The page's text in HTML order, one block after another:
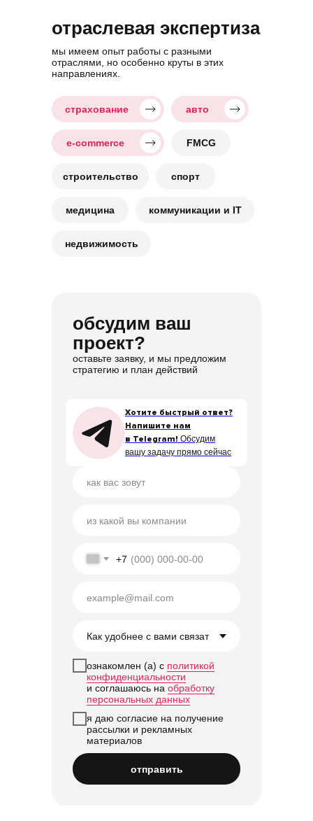
отраслевая экспертиза
мы имеем опыт работы с разными
отраслями, но особенно круты в этих
направлениях.
страхование
FMCG
строительство
авто
медицина
e-commerce
недвижимость
коммуникации и IT
спорт
обсудим ваш
проект?
оставьте заявку, и мы предложим
стратегию и план действий
Хотите быстрый ответ?
Напишите нам
в Telegram! Обсудим
вашу задачу прямо сейчас
Хотите быстрый ответ?
Напишите нам
в Telegram! Обсудим
вашу задачу прямо сейчас
+7
ознакомлен (а) с политикой
конфиденциальности
и соглашаюсь на обработку
персональных данных
я даю согласие на получение
рассылки и рекламных
материалов
отправить